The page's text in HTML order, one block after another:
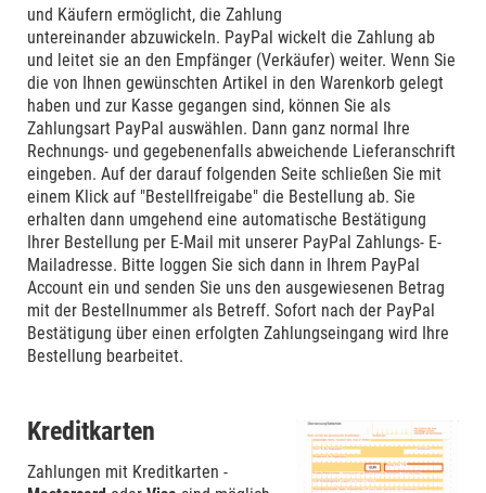
und Käufern ermöglicht, die Zahlung
untereinander abzuwickeln. PayPal wickelt die Zahlung ab
und leitet sie an den Empfänger (Verkäufer) weiter. Wenn Sie
die von Ihnen gewünschten Artikel in den Warenkorb gelegt
haben und zur Kasse gegangen sind, können Sie als
Zahlungsart PayPal auswählen. Dann ganz normal Ihre
Rechnungs- und gegebenenfalls abweichende Lieferanschrift
eingeben. Auf der darauf folgenden Seite schließen Sie mit
einem Klick auf "Bestellfreigabe" die Bestellung ab. Sie
erhalten dann umgehend eine automatische Bestätigung
Ihrer Bestellung per E-Mail mit unserer PayPal Zahlungs- E-
Mailadresse. Bitte loggen Sie sich dann in Ihrem PayPal
Account ein und senden Sie uns den ausgewiesenen Betrag
mit der Bestellnummer als Betreff. Sofort nach der PayPal
Bestätigung über einen erfolgten Zahlungseingang wird Ihre
Bestellung bearbeitet.
Kreditkarten
Zahlungen mit Kreditkarten -